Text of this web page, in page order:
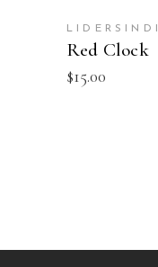
Red Clock
$15.00